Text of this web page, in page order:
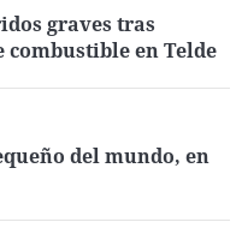
graves tras
en Telde
del mundo, en